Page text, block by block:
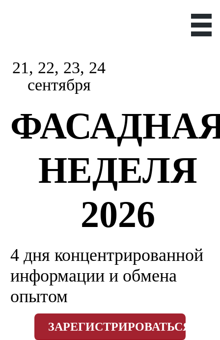
21, 22, 23, 24
сентября
НЕДЕЛЯ
2026
4 дня концентрированной
информации и обмена
опытом
ЗАРЕГИСТРИРОВАТЬСЯ